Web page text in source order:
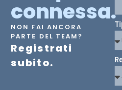
connessa.
NON FAI ANCORA
PARTE DEL TEAM?
Registrati
subito.